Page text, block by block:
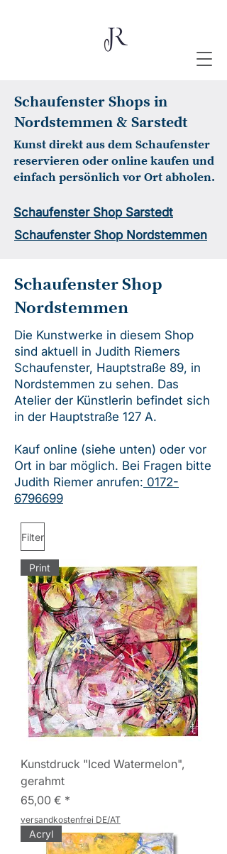
Schaufenster Shops in
Nordstemmen & Sarstedt
Kunst direkt aus dem Schaufenster
reservieren oder online kaufen und
einfach persönlich vor Ort abholen.
Schaufenster Shop Sarstedt
Schaufenster Shop Nordstemmen
Schaufenster Shop
Nordstemmen
Die Kunstwerke in diesem Shop
sind aktuell in Judith Riemers
Schaufenster, Hauptstraße 89, in
Nordstemmen zu sehen. Das
Atelier der Künstlerin befindet sich
in der Hauptstraße 127 A.
Kauf online (siehe unten) oder vor
Ort in bar möglich. Bei Fragen bitte
Judith Riemer anrufen: 0172-
6796699
Filter
Print
Kunstdruck "Iced Watermelon",
gerahmt
Preis
65,00 €
versandkostenfrei DE/AT
Acryl